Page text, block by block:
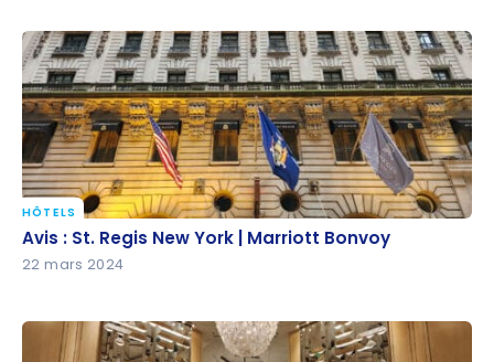
Avis : St. Regis New York | Marriott Bonvoy
HÔTELS
Avis : St. Regis New York | Marriott Bonvoy
22 mars 2024